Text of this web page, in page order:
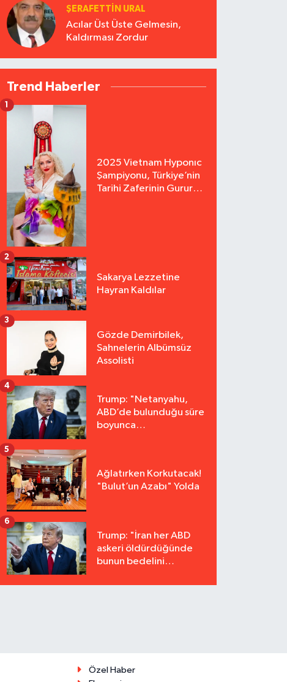
ŞERAFETTIN URAL
Acılar Üst Üste Gelmesin,
Kaldırması Zordur
Trend Haberler
2025 Vietnam Hyponıc
Şampiyonu, Türkiye’nin
Tarihi Zaferinin Gururu
1
Sakarya Lezzetine
Hayran Kaldılar
2
Gözde Demirbilek,
Sahnelerin Albümsüz
Assolisti
3
Trump: "Netanyahu,
ABD’de bulunduğu süre
boyunca
4
Ağlatırken Korkutacak!
"Bulut’un Azabı" Yolda
5
Trump: "İran her ABD
askeri öldürdüğünde
bunun bedelini
6
Özel Haber